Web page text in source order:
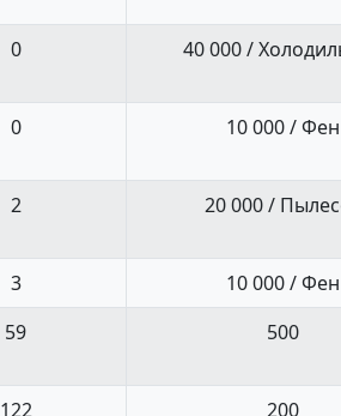
0 40 000 /
0 10 000 / Фен
2 20 000 /
3
10 000 / Фен
59
500
122 200